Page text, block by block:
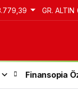
GR. ALTIN
Finansopia